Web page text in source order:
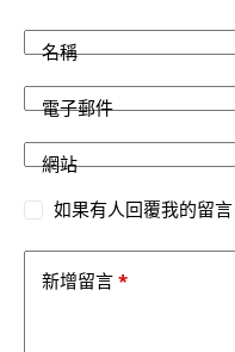
名稱
電子郵件
網站
如果有人回覆我的留
新增留言 *